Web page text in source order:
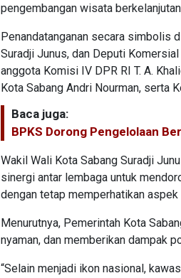
pengembangan wisata
Penandatanganan secara simbolis
Suradji Junus, dan Deputi
anggota Komisi IV DPR RI T. A.
Kota Sabang Andri Nourman, serta
Baca juga:
BPKS Dorong Pengelolaan
Wakil Wali Kota Sabang Suradji
sinergi antar lembaga untuk
dengan tetap memperhatikan
Menurutnya, Pemerintah Kota
nyaman, dan memberikan dampak
“Selain menjadi ikon nasional,